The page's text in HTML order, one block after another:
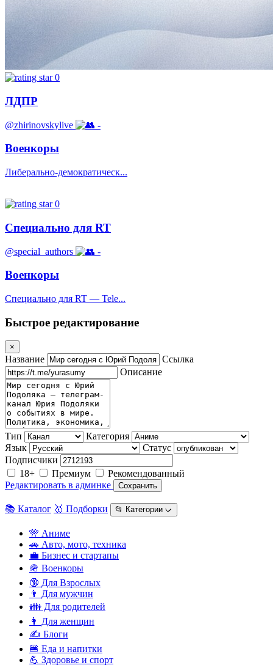
0
ЛДПР
@zhirinovskylive -
Военкоры
Либерально-демократическ...
0
Специально для RT
@special_authors -
Военкоры
Специально для RT — Tele...
Быстрое редактирование
×
Название
Ссылка
Описание
Тип
Категория
Язык
Статус
Подписчики
18+
Премиум
Рекомендованный
Редактировать в админке
Сохранить
📚 Каталог 🥇 Подборки 📂 Категории ᨆ
🎌 Аниме
🚗 Авто, мото, техника
💼 Бизнес и стартапы
🪖 Военкоры
🔞 Для Взрослых
👨 Для мужчин
👪 Для родителей
👩 Для женщин
✍️ Блоги
🍔 Еда и напитки
💪 Здоровье и спорт